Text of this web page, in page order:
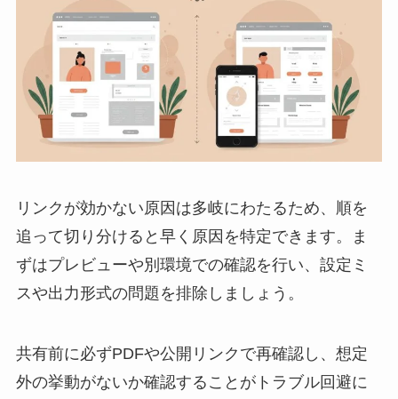
リンクが効かない原因は多岐にわたるため、順を
追って切り分けると早く原因を特定できます。ま
ずはプレビューや別環境での確認を行い、設定ミ
スや出力形式の問題を排除しましょう。
共有前に必ずPDFや公開リンクで再確認し、想定
外の挙動がないか確認することがトラブル回避に